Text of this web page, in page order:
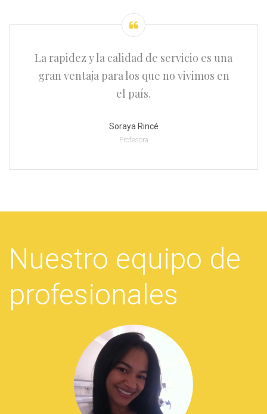
La rapidez y la calidad de servicio es una
gran ventaja para los que no vivimos en
el país.
Soraya Rincé
Profesora
Nuestro equipo de
profesionales